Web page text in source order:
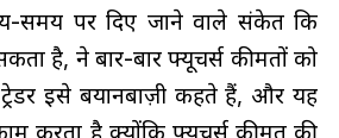
समय पर दिए जाने वाले संकेत कि
है, ने बार-बार फ्यूचर्स कीमतों को
इसे बयानबाज़ी कहते हैं, और यह